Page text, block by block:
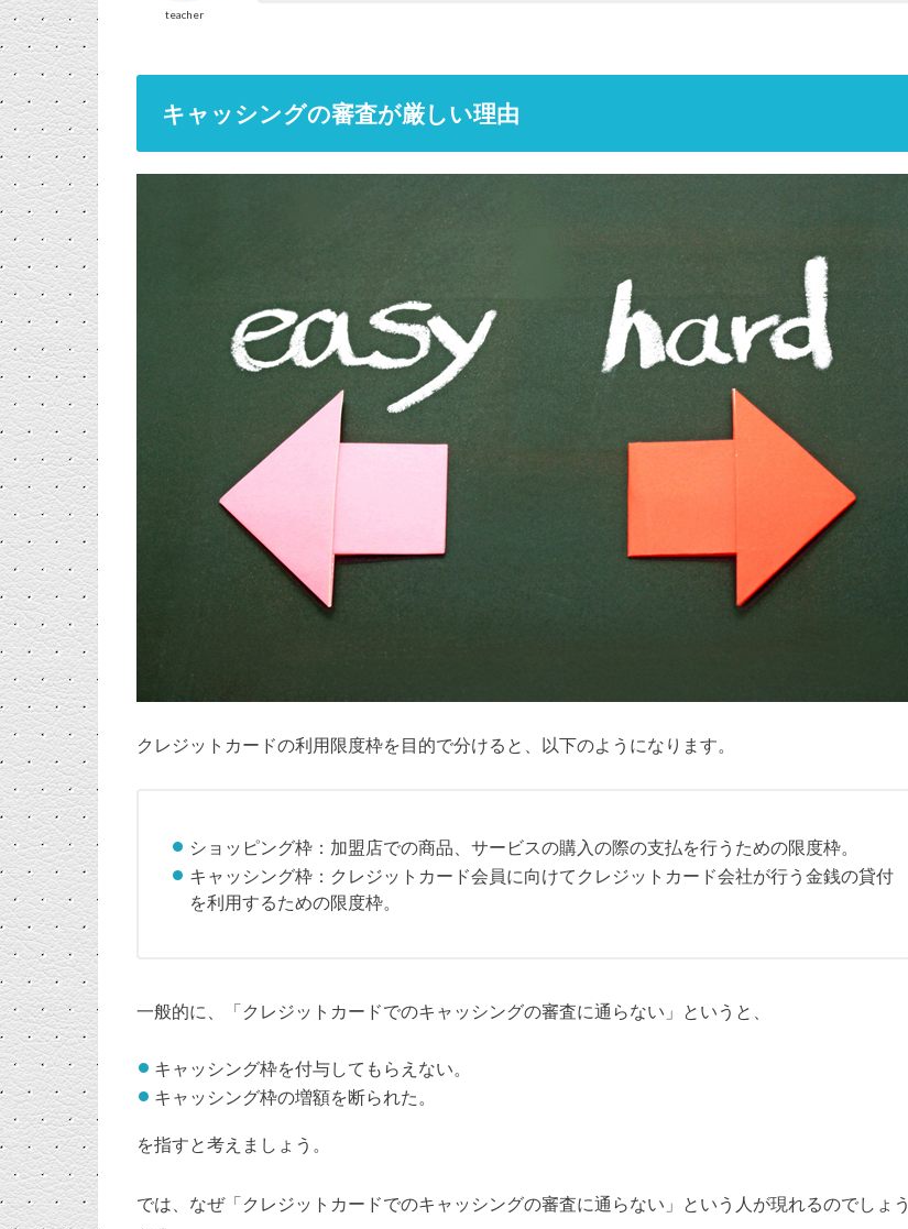
teacher
キャッシングの審査が厳しい理由
クレジットカードの利用限度枠を目的で分けると、以下のようになります。
ショッピング枠：加盟店での商品、サービスの購入の際の支払を行うための限度枠。
キャッシング枠：クレジットカード会員に向けてクレジットカード会社が行う金銭の貸付
を利用するための限度枠。
一般的に、「クレジットカードでのキャッシングの審査に通らない」というと、
キャッシング枠を付与してもらえない。
キャッシング枠の増額を断られた。
を指すと考えましょう。
では、なぜ「クレジットカードでのキャッシングの審査に通らない」という人が現れるのでしょう